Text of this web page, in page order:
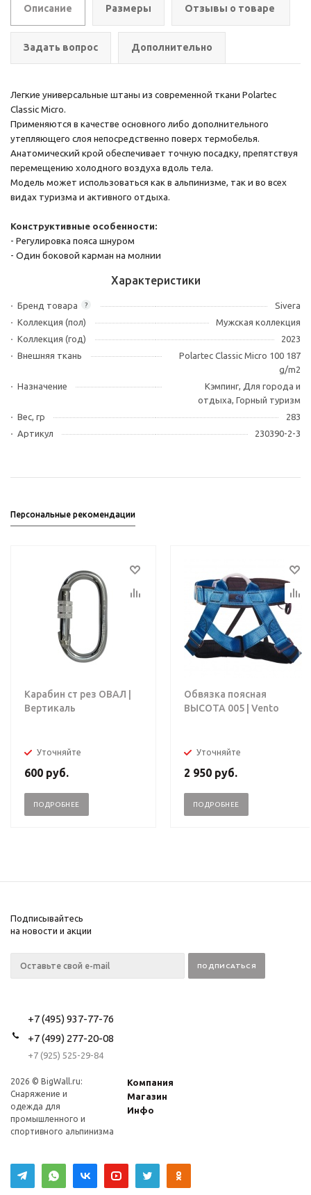
Описание Размеры Отзывы о товаре
Задать вопрос Дополнительно
Легкие универсальные штаны из современной ткани Polartec
Classic Micro.
Применяются в качестве основного либо дополнительного
утепляющего слоя непосредственно поверх термобелья.
Анатомический крой обеспечивает точную посадку, препятствуя
перемещению холодного воздуха вдоль тела.
Модель может использоваться как в альпинизме, так и во всех
видах туризма и активного отдыха.
Конструктивные особенности:
- Регулировка пояса шнуром
- Один боковой карман на молнии
Характеристики
?
Бренд товара
Sivera
Коллекция (пол)
Мужская коллекция
Коллекция (год)
2023
Внешняя ткань
Polartec Classic Micro 100 187
g/m2
Назначение
Кэмпинг, Для города и
отдыха, Горный туризм
Вес, гр
283
Артикул
230390-2-3
Персональные рекомендации
Карабин ст рез ОВАЛ |
Вертикаль
Уточняйте
600 руб.
ПОДРОБНЕЕ
Обвязка поясная
ВЫСОТА 005 | Vento
Уточняйте
2 950 руб.
ПОДРОБНЕЕ
Подписывайтесь
на новости и акции
+7 (495) 937-77-76
+7 (499) 277-20-08
+7 (925) 525-29-84
2026 © BigWall.ru:
Снаряжение и
одежда для
промышленного и
спортивного альпинизма
Компания
Магазин
Инфо